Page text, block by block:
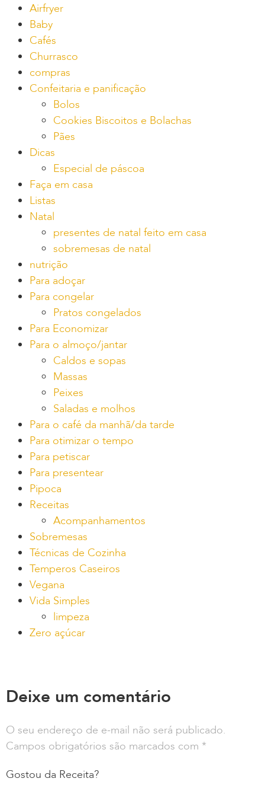
Airfryer
Baby
Cafés
Churrasco
compras
Confeitaria e panificação
Bolos
Cookies Biscoitos e Bolachas
Pães
Dicas
Especial de páscoa
Faça em casa
Listas
Natal
presentes de natal feito em casa
sobremesas de natal
nutrição
Para adoçar
Para congelar
Pratos congelados
Para Economizar
Para o almoço/jantar
Caldos e sopas
Massas
Peixes
Saladas e molhos
Para o café da manhã/da tarde
Para otimizar o tempo
Para petiscar
Para presentear
Pipoca
Receitas
Acompanhamentos
Sobremesas
Técnicas de Cozinha
Temperos Caseiros
Vegana
Vida Simples
limpeza
Zero açúcar
Deixe um comentário
O seu endereço de e-mail não será publicado.
Campos obrigatórios são marcados com *
Gostou da Receita?